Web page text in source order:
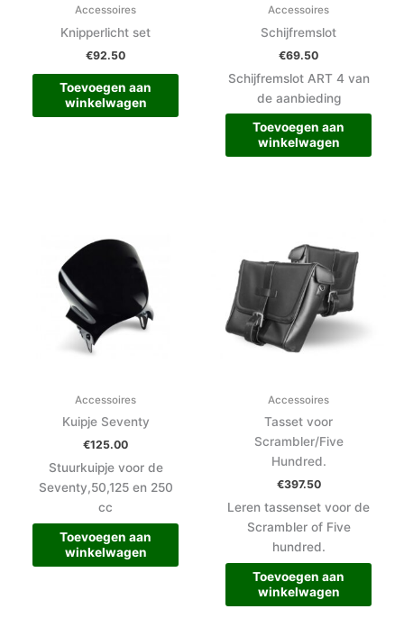
Accessoires
Knipperlicht set
€92.50
Toevoegen aan
winkelwagen
Accessoires
Schijfremslot
€69.50
Schijfremslot ART 4 van
de aanbieding
Toevoegen aan
winkelwagen
Accessoires
Kuipje Seventy
€125.00
Stuurkuipje voor de
Seventy,50,125 en 250
cc
Toevoegen aan
winkelwagen
Accessoires
Tasset voor
Scrambler/Five
Hundred.
€397.50
Leren tassenset voor de
Scrambler of Five
hundred.
Toevoegen aan
winkelwagen